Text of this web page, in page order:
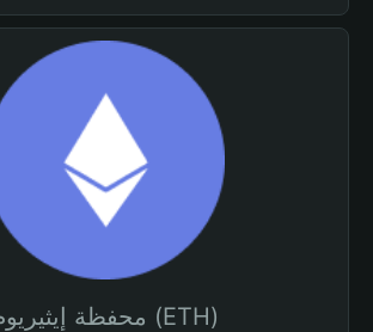
محفظة إيثيريوم (ETH)